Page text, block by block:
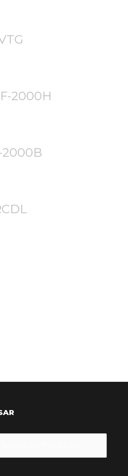
2000H
2000B